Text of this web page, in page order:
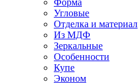
Форма
Угловые
Отделка и материал
Из МДФ
Зеркальные
Особенности
Купе
Эконом